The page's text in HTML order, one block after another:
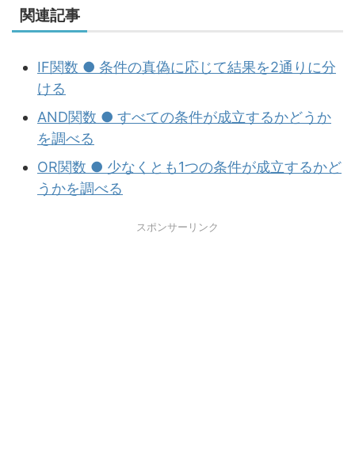
関連記事
IF関数 ● 条件の真偽に応じて結果を2通りに分
ける
AND関数 ● すべての条件が成立するかどうか
を調べる
OR関数 ● 少なくとも1つの条件が成立するかど
うかを調べる
スポンサーリンク